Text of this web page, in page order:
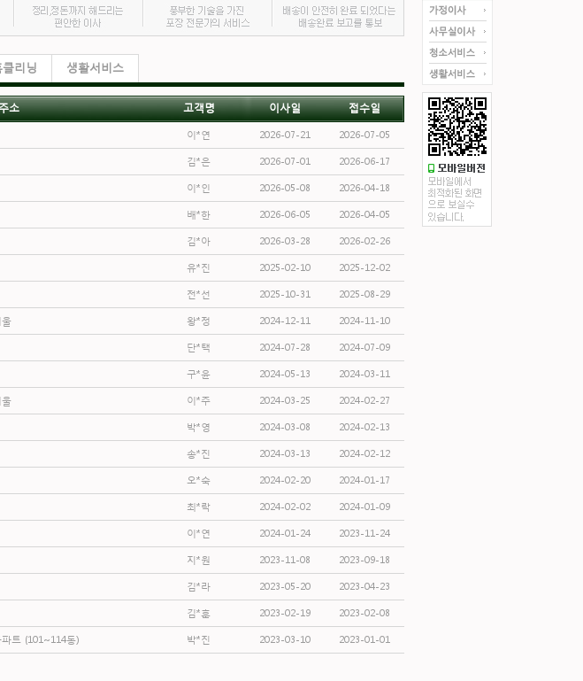
클리닝 생활서비스
소 고객명 이사일 접수일
이*연 2026-07-21 2026-07-05
김*은 2026-07-01 2026-06-17
이*인 2026-05-08 2026-04-18
배*한 2026-06-05 2026-04-05
김*아 2026-03-28 2026-02-26
유*진 2025-02-10 2025-12-02
전*선 2025-10-31 2025-08-29
왕*정 2024-12-11 2024-11-10
단*택 2024-07-28 2024-07-09
구*윤 2024-05-13 2024-03-11
이*주 2024-03-25 2024-02-27
박*영 2024-03-08 2024-02-13
송*진 2024-03-13 2024-02-12
오*숙 2024-02-20 2024-01-17
최*락 2024-02-02 2024-01-09
이*연 2024-01-24 2023-11-24
지*원 2023-11-08 2023-09-18
김*라 2023-05-20 2023-04-23
김*훈 2023-02-19 2023-02-08
트 (101~114동) 박*진 2023-03-10 2023-01-01